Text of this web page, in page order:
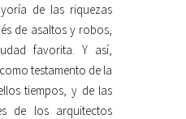
de las riquezas
de asaltos y robos,
favorita. Y así,
testamento de la
tiempos, y de las
de los arquitectos